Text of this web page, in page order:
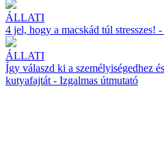
ÁLLATI
4 jel, hogy a macskád túl stresszes!
ÁLLATI
Így válaszd ki a személyiségedhez
kutyafajtát - Izgalmas útmutató